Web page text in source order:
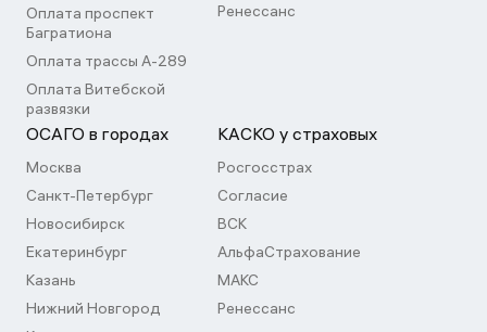
Оплата проспект
Багратиона
Оплата трассы А-289
Оплата Витебской
развязки
Ренессанс
ОСАГО в городах
Москва
Санкт-Петербург
Новосибирск
Екатеринбург
Казань
Нижний Новгород
КАСКО у страховых
Росгосстрах
Согласие
ВСК
АльфаСтрахование
МАКС
Ренессанс